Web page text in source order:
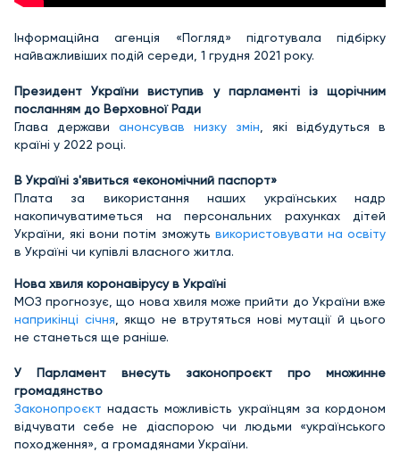
Інформаційна агенція «Погляд» підготувала підбірку
найважливіших подій середи, 1 грудня 2021 року.
Президент України виступив у парламенті із щорічним
посланням до Верховної Ради
Глава держави анонсував низку змін , які відбудуться в
країні у 2022 році.
В Україні з'явиться «економічний паспорт»
Плата за використання наших українських надр
накопичуватиметься на персональних рахунках дітей
України, які вони потім зможуть використовувати на освіту
в Україні чи купівлі власного житла.
Нова хвиля коронавірусу в Україні
МОЗ прогнозує, що нова хвиля може прийти до України вже
наприкінці січня , якщо не втрутяться нові мутації й цього
не станеться ще раніше.
У Парламент внесуть законопроєкт про множинне
громадянство
Законопроєктнадасть можливість українцям за кордоном
відчувати себе не діаспорою чи людьми «українського
походження», а громадянами України.